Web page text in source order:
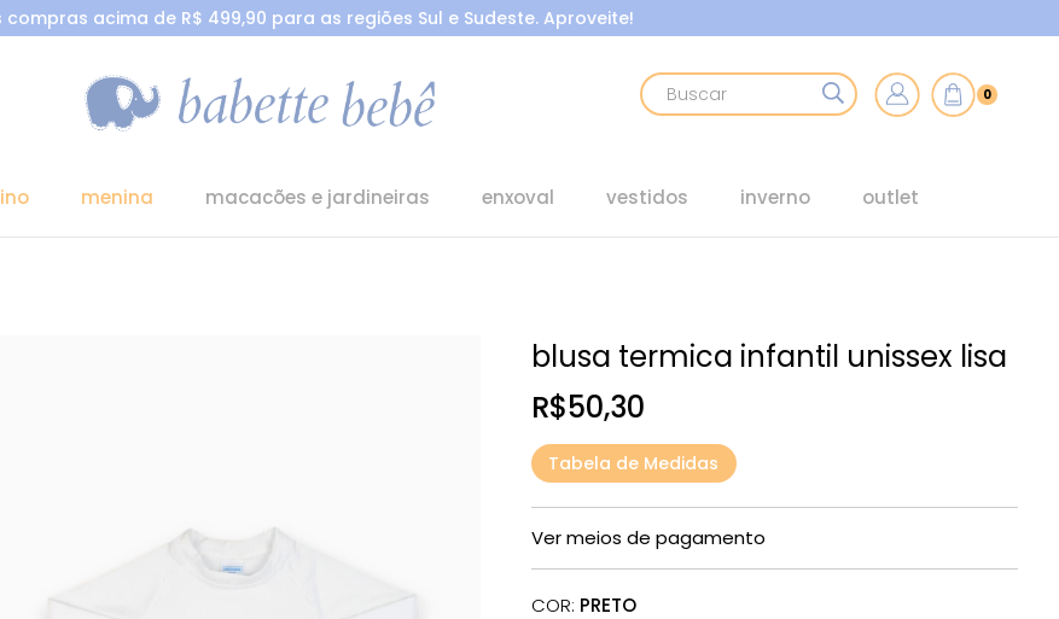
compras acima de R$ 499,90 para as regiões Sul e Sudeste. Aproveite!
0
menina macacões e jardineiras enxoval vestidos inverno outlet
blusa termica infantil unissex lisa
R$50,30
Tabela de Medidas
Ver meios de pagamento
COR: PRETO